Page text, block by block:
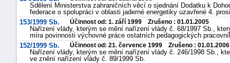
Sdělení Ministerstva zahraničních věcí o sjednání Dodatku k
federace o spolupráci v oblasti jaderné energetiky uzavřené 4.
153/1999 Sb.
Účinnost od: 1. září 1999 Zrušeno : 01.01.2005
Nařízení vlády, kterým se mění nařízení vlády č. 68/1997 Sb.,
míra povinnosti výchovné práce ostatních pedagogických
152/1999 Sb.
Účinnost od: 21. července 1999 Zrušeno : 01.01.2006
Nařízení vlády, kterým se mění nařízení vlády č. 246/1998 Sb.,
ve znění nařízení vlády č. 89/1999 Sb.